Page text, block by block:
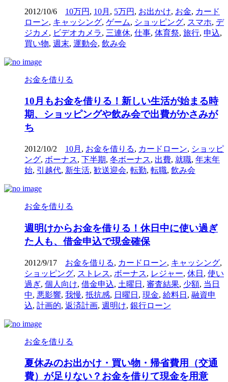
2012/10/6 10万円 , 10月 , 5万円 , お出かけ, お金, カード
ローン, キャッシング, ゲーム, ショッピング, スマホ, デ
ジカメ , ビデオカメラ, 三連休, 仕事, 体育祭, 旅行, 申込,
買い物, 週末, 運動会, 飲み会
お金を借りる
10月もお金を借りる！新しい生活が始まる時
期、ショッピングや飲み会で出費がかさみが
ち
2012/10/2 10月 , お金を借りる, カードローン, ショッピ
ング, ボーナス, 下半期, 冬ボーナス, 出費, 就職, 年末年
始, 引越代, 新生活, 歓送迎会, 転勤, 転職, 飲み会
お金を借りる
週明けからお金を借りる！休日中に使い過ぎ
た人も、借金申込で現金確保
2012/9/17 お金を借りる, カードローン, キャッシング,
ショッピング, ストレス, ボーナス, レジャー, 休日 , 使い
過ぎ, 個人向け, 借金申込, 土曜日 , 審査結果, 少額, 当日
中, 悪影響, 我慢, 抵抗感, 日曜日 , 現金, 給料日 , 融資申
込, 計画的, 返済計画, 週明け, 銀行ローン
お金を借りる
夏休みのお出かけ・買い物・帰省費用（交通
費）が足りない？お金を借りて現金を用意